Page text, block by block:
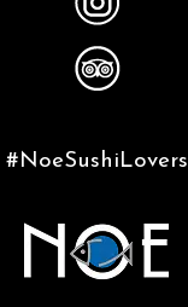
#NoeSushiLovers